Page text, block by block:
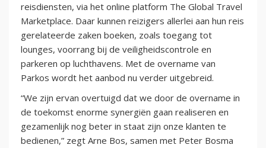
reisdiensten, via het online platform The Global Travel
Marketplace. Daar kunnen reizigers allerlei aan hun reis
gerelateerde zaken boeken, zoals toegang tot
lounges, voorrang bij de veiligheidscontrole en
parkeren op luchthavens. Met de overname van
Parkos wordt het aanbod nu verder uitgebreid.
“We zijn ervan overtuigd dat we door de overname in
de toekomst enorme synergiën gaan realiseren en
gezamenlijk nog beter in staat zijn onze klanten te
bedienen,” zegt Arne Bos, samen met Peter Bosma